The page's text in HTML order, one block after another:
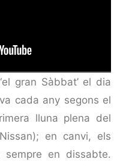
gran Sàbbat’ el dia
cada any segons el
lluna plena del
en canvi, els
sempre en dissabte.